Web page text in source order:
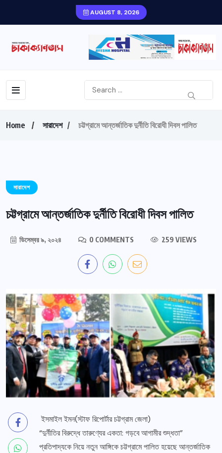
AUGUST 8, 2026
Home সারাদেশ চট্টগ্রামে আন্তর্জাতিক দুর্নীতি বিরোধী দিবস পালিত
সারাদেশ
চট্টগ্রামে আন্তর্জাতিক দুর্নীতি বিরোধী দিবস পালিত
ডিসেম্বর ৯, ২০২৪ 0 COMMENTS 259 VIEWS
ইসমাইল ইমন(স্টাফ রিপোর্টার চট্টগ্রাম জেলা)
“দুর্নীতির বিরুদ্ধে তারুণ্যের একতা: গড়বে আগামীর শুদ্ধতা”
প্রতিপাদ্যকে নিয়ে নতুন আঙ্গিকে চট্টগ্রামে পালিত হয়েছে আন্তর্জাতিক